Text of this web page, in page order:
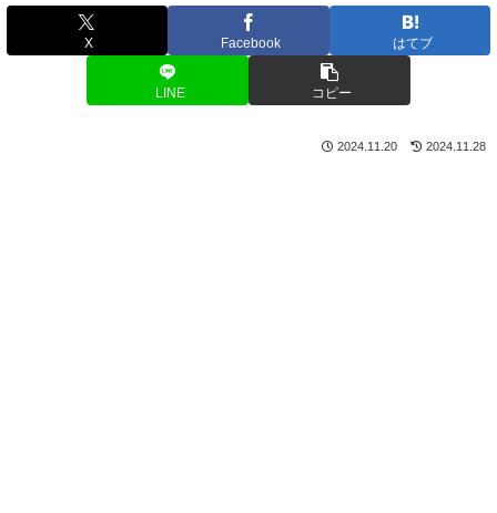
X Facebook はてブ
LINE コピー
2024.11.20 2024.11.28